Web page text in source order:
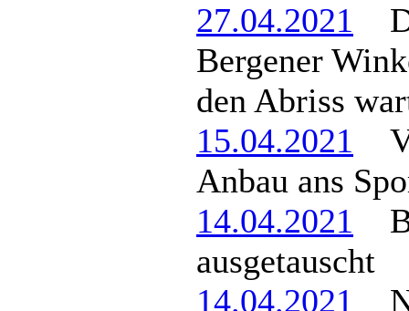
27.04.2021
Bergener
den Abriss
15.04.2021
Anbau ans
14.04.2021
ausgetauscht
14.04.2021